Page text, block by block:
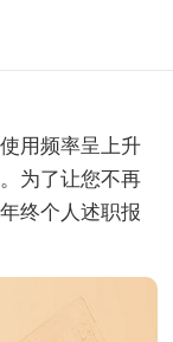
用频率呈上升
为了让您不再
终个人述职报